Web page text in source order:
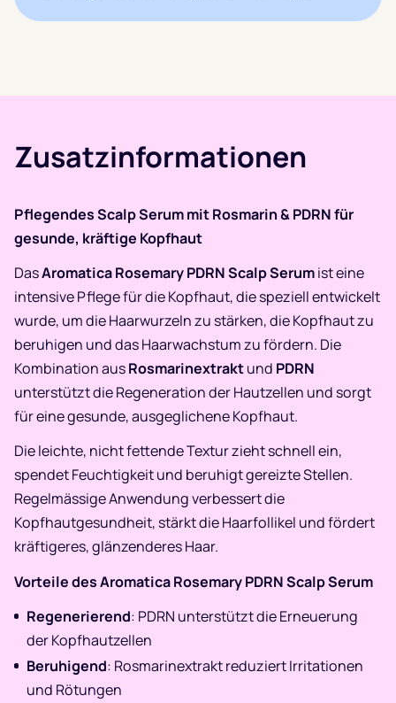
Zusatzinformationen
Pflegendes Scalp Serum mit Rosmarin & PDRN für
gesunde, kräftige Kopfhaut
DasAromatica Rosemary PDRN Scalp Serumist eine
intensive Pflege für die Kopfhaut, die speziell entwickelt
wurde, um die Haarwurzeln zu stärken, die Kopfhaut zu
beruhigen und das Haarwachstum zu fördern. Die
Kombination ausRosmarinextraktund PDRN
unterstützt die Regeneration der Hautzellen und sorgt
für eine gesunde, ausgeglichene Kopfhaut.
Die leichte, nicht fettende Textur zieht schnell ein,
spendet Feuchtigkeit und beruhigt gereizte Stellen.
Regelmässige Anwendung verbessert die
Kopfhautgesundheit, stärkt die Haarfollikel und fördert
kräftigeres, glänzenderes Haar.
Vorteile des Aromatica Rosemary PDRN Scalp Serum
Regenerierend: PDRN unterstützt die Erneuerung
der Kopfhautzellen
Beruhigend: Rosmarinextrakt reduziert Irritationen
und Rötungen